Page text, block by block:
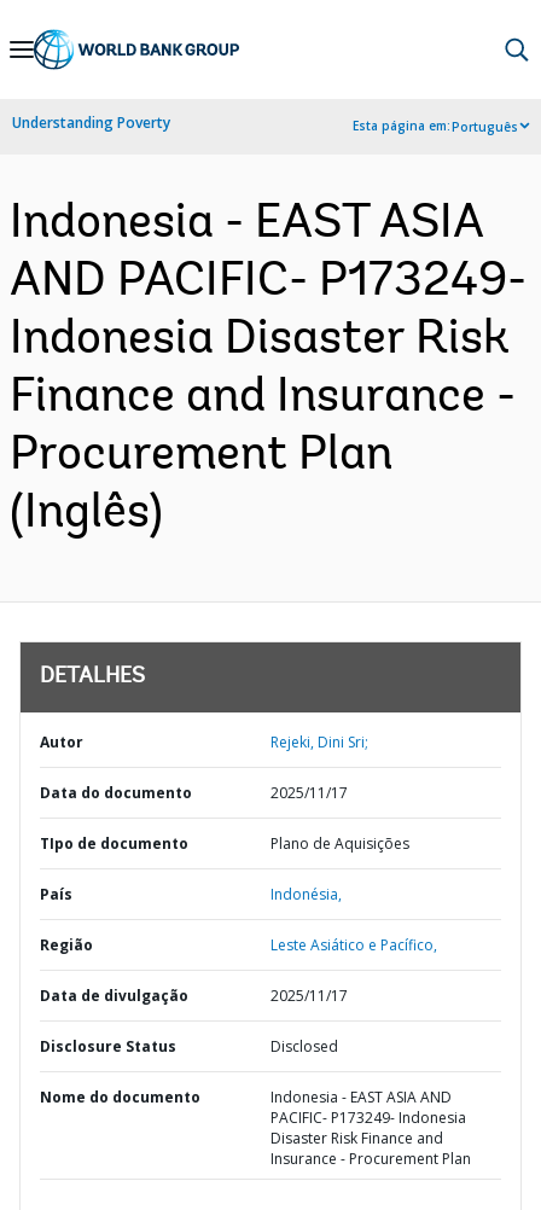
Skip
Navigation
Understanding Poverty Esta página em:Português
Indonesia - EAST ASIA
AND PACIFIC- P173249-
Indonesia Disaster Risk
Finance and Insurance -
Procurement Plan
(Inglês)
DETALHES
Autor Rejeki, Dini Sri;
Data do documento 2025/11/17
TIpo de documento Plano de Aquisições
País Indonésia,
Região Leste Asiático e Pacífico,
Data de divulgação 2025/11/17
Disclosure Status Disclosed
Nome do documento
Indonesia - EAST ASIA AND
PACIFIC- P173249- Indonesia
Disaster Risk Finance and
Insurance - Procurement Plan